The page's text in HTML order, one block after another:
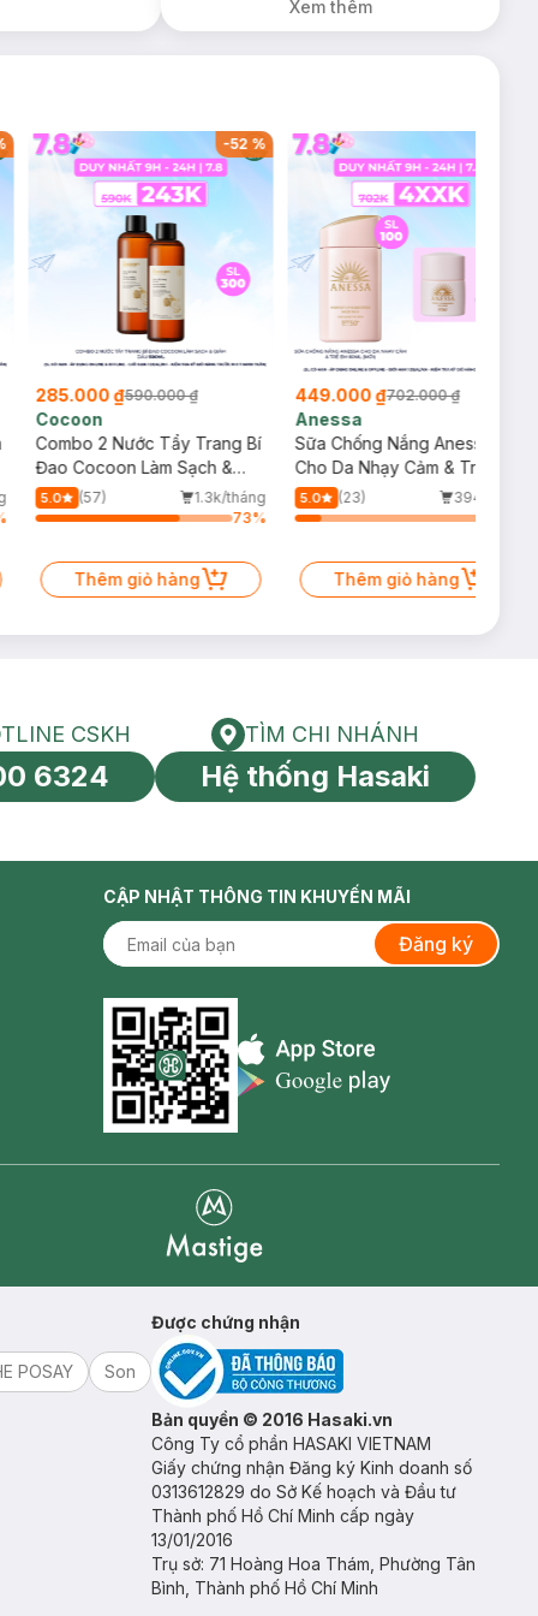
30ml trị giá 350K
Xem thêm
-52 %
285.000 ₫590.000 ₫
Cocoon
Combo 2 Nước Tẩy Trang Bí
Đao Cocoon Làm Sạch &
Giảm Dầu 500ml
5.0 (57)
1.3k/tháng
73%
Thêm giỏ hàng
449.000 ₫702.000 ₫
Anessa
Sữa Chống Nắng Anessa
Cho Da Nhạy Cảm & Trẻ Em
60ml (Mới)
5.0 (23)
394/tháng
Thêm giỏ hàng
toàn cầu
HOTLINE CSKH
CSKH
6324
Tìm chi nhánh
TÌM CHI NHÁNH
Hệ thống Hasaki
CẬP NHẬT THÔNG TIN KHUYẾN MÃI
Đăng ký
Appstore icon
POSAY
Son
Được chứng nhận
Bản quyền © 2016 Hasaki.vn
Công Ty cổ phần HASAKI VIETNAM
Giấy chứng nhận Đăng ký Kinh doanh số
0313612829 do Sở Kế hoạch và Đầu tư
Thành phố Hồ Chí Minh cấp ngày
13/01/2016
Trụ sở: 71 Hoàng Hoa Thám, Phường Tân
Bình, Thành phố Hồ Chí Minh